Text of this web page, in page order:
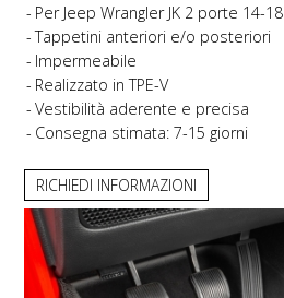
Per Jeep Wrangler JK 2 porte 14-18
Tappetini anteriori e/o posteriori
Impermeabile
Realizzato in TPE-V
Vestibilità aderente e precisa
Consegna stimata: 7-15 giorni
RICHIEDI INFORMAZIONI